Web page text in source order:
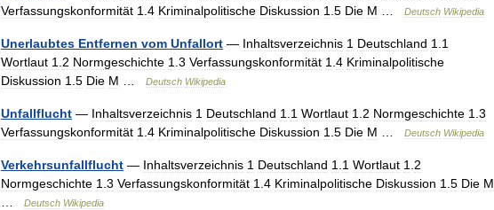
Verfassungskonformität 1 4 Kriminalpolitische Diskussion 1 5 Die M Deutsch Wikipedia
Unerlaubtes Entfernen vom Unfallort — Inhaltsverzeichnis 1 Deutschland 1 1
Wortlaut 1 2 Normgeschichte 1 3 Verfassungskonformität 1 4 Kriminalpolitische
Diskussion 1 5 Die M Deutsch Wikipedia
Unfallflucht — Inhaltsverzeichnis 1 Deutschland 1 1 Wortlaut 1 2 Normgeschichte 1 3
Verfassungskonformität 1 4 Kriminalpolitische Diskussion 1 5 Die M Deutsch Wikipedia
Verkehrsunfallflucht — Inhaltsverzeichnis 1 Deutschland 1 1 Wortlaut 1 2
Normgeschichte 1 3 Verfassungskonformität 1 4 Kriminalpolitische Diskussion 1 5 Die M
Deutsch Wikipedia